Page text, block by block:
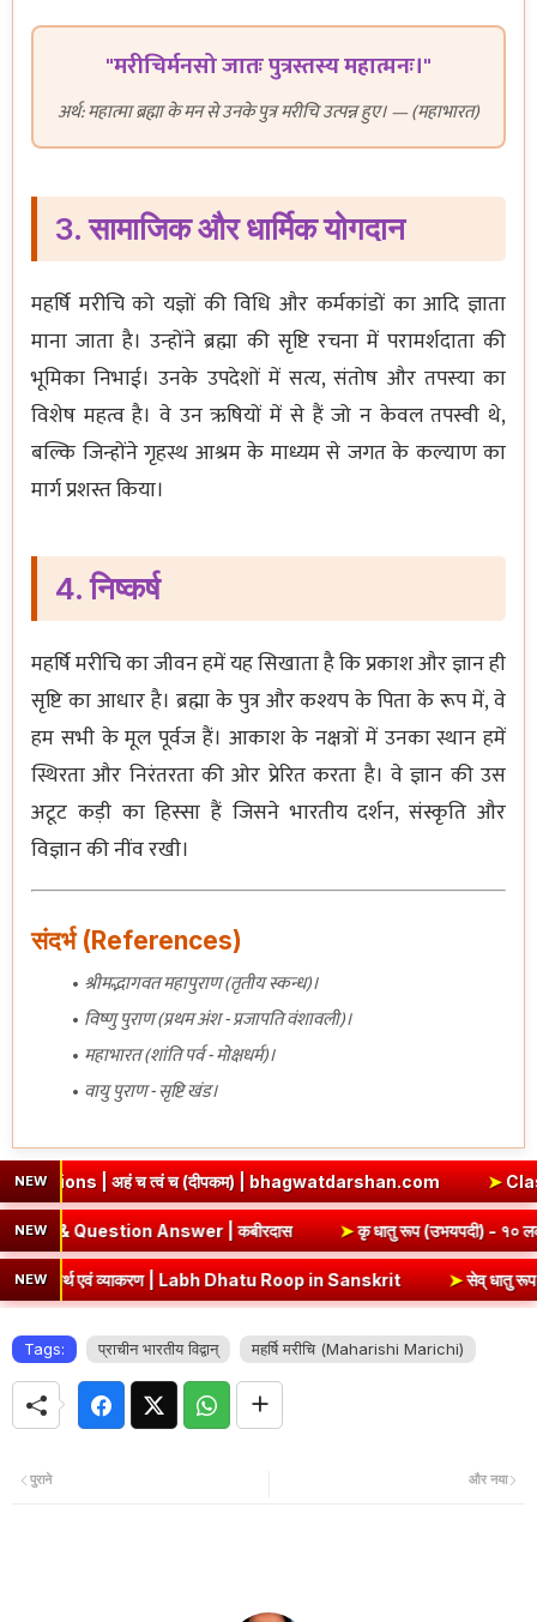
"मरीचिर्मनसो जातः पुत्रस्तस्य महात्मनः।"
अर्थ: महात्मा ब्रह्मा के मन से उनके पुत्र मरीचि उत्पन्न हुए। — (महाभारत)
3. सामाजिक और धार्मिक योगदान
महर्षि मरीचि को यज्ञों की विधि और कर्मकांडों का आदि ज्ञाता
माना जाता है। उन्होंने ब्रह्मा की सृष्टि रचना में परामर्शदाता की
भूमिका निभाई। उनके उपदेशों में सत्य, संतोष और तपस्या का
विशेष महत्व है। वे उन ऋषियों में से हैं जो न केवल तपस्वी थे,
बल्कि जिन्होंने गृहस्थ आश्रम के माध्यम से जगत के कल्याण का
मार्ग प्रशस्त किया।
4. निष्कर्ष
महर्षि मरीचि का जीवन हमें यह सिखाता है कि प्रकाश और ज्ञान ही
सृष्टि का आधार है। ब्रह्मा के पुत्र और कश्यप के पिता के रूप में, वे
हम सभी के मूल पूर्वज हैं। आकाश के नक्षत्रों में उनका स्थान हमें
स्थिरता और निरंतरता की ओर प्रेरित करता है। वे ज्ञान की उस
अटूट कड़ी का हिस्सा हैं जिसने भारतीय दर्शन, संस्कृति और
विज्ञान की नींव रखी।
संदर्भ (References)
श्रीमद्भागवत महापुराण (तृतीय स्कन्ध)।
विष्णु पुराण (प्रथम अंश - प्रजापति वंशावली)।
महाभारत (शांति पर्व - मोक्षधर्म)।
वायु पुराण - सृष्टि खंड।
NEWच त्वं च (दीपकम) | bhagwatdarshan.com ➤Class 6
NEW
5 Summary & Question Answer | कबीरदास ➤कृ धातु रूप
NEW
एवं व्याकरण | Labh Dhatu Roop in Sanskrit ➤सेव् धातु रूप - १०
Tags: प्राचीन भारतीय विद्वान् महर्षि मरीचि (Maharishi Marichi)
और नया
पुराने